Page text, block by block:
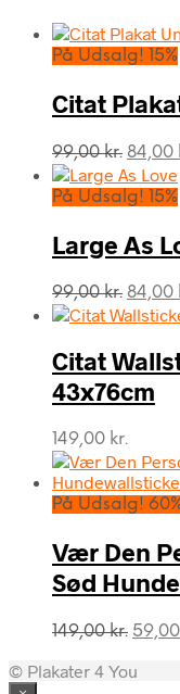
På Udsalg! 15%
Citat
99,00kr. Den
pris
99,00
84,00
På Udsalg! 15%
Large As
99,00kr. Den
var:
99,00
84,00
Citat
43x76cm
149,00 kr.
På Udsalg!
Vær Den
Sød
149,00kr. Den
pris
59,00
© Plakater 4 You